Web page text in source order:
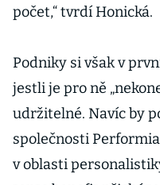
počet,“ tvrdí Honická.
Podniky si však v
jestli je pro ně
udržitelné. Navíc by
společnosti
v oblasti